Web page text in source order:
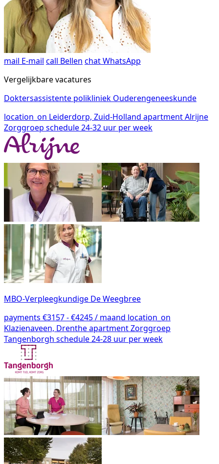
mail E-mail call Bellen chatWhatsApp
Vergelijkbare vacatures
Doktersassistente polikliniek Ouderengeneeskunde
location_on Leiderdorp, Zuid-Holland apartmentAlrijne
Zorggroep schedule24-32 uur per week
MBO-Verpleegkundige De Weegbree
payments €3157 - €4245 / maand location_on
Klazienaveen, DrentheapartmentZorggroep
Tangenborgh schedule24-28 uur per week